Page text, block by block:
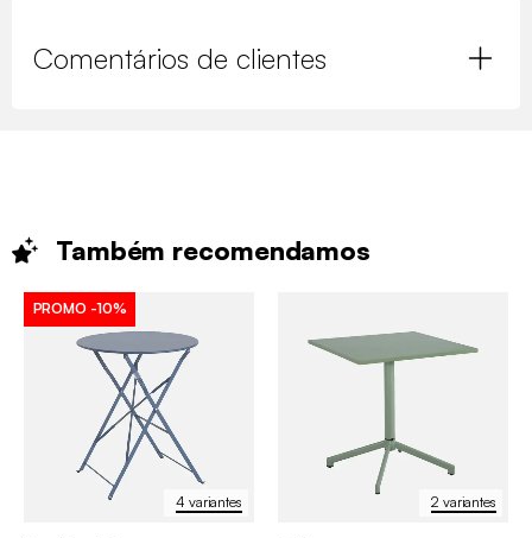
Comentários de clientes
Também recomendamos
4 variantes
PROMO -10%
2 variantes